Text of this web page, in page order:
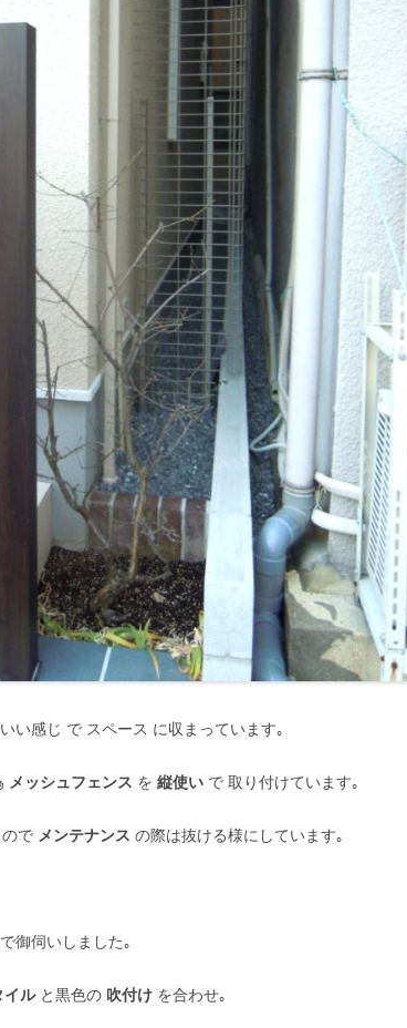
い感じ で スペース に収まっています｡
メッシュフェンス を 縦使い で 取り付けています｡
で メンテナンス の際は抜ける様にしています｡
御伺いしました｡
イルと黒色の 吹付け を合わせ｡